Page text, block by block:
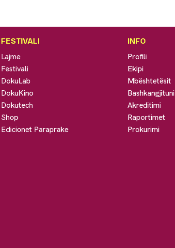
FESTIVALI
Lajme
Festivali
DokuLab
DokuKino
Dokutech
Shop
Edicionet Paraprake
INFO
Profili
Ekipi
Mbështetësit
Bashkangjituni
Akreditimi
Raportimet
Prokurimi